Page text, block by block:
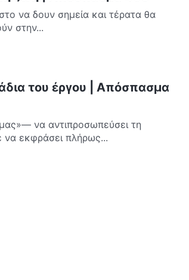
να δουν σημεία και τέρατα θα
στην...
του έργου | Απόσπασμα
να αντιπροσωπεύσει τη
να εκφράσει πλήρως...